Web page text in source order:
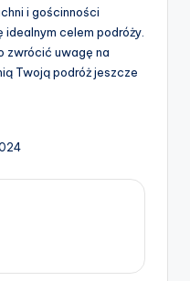
i gościnności
celem podróży.
zwrócić uwagę na
Twoją podróż jeszcze